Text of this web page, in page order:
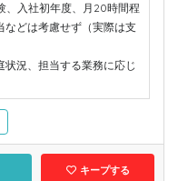
入社初年度、月20時間程
などは考慮せず（実際は支
況、担当する業務に応じ
キープする